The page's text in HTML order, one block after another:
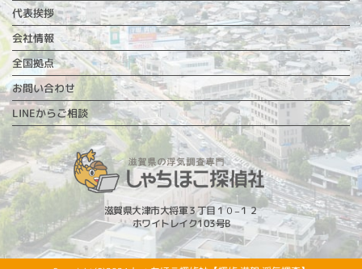
代表挨拶
会社情報
全国拠点
お問い合わせ
LINEからご相談
滋賀県大津市大将軍３丁目１０−１２
ホワイトレイク103号B